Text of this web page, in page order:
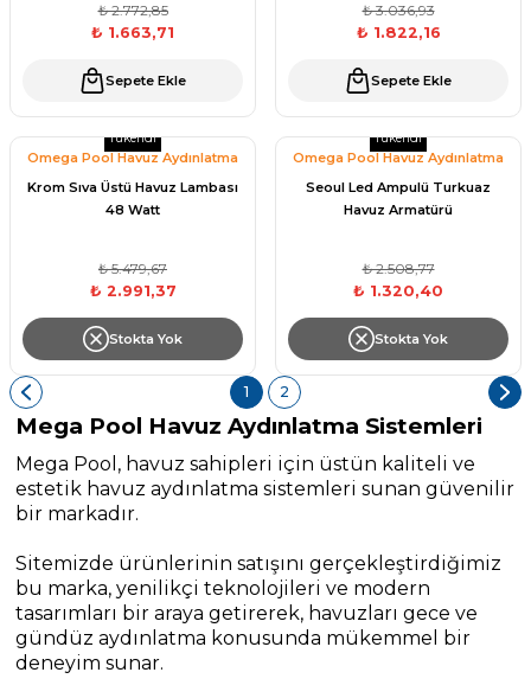
Kartuş Filtreler
Kuvars Cam
Olimpik Havuz
₺ 2.772,85
₺ 1.663,71
Sepete Ekle
₺ 3.036,93
₺ 1.822,16
Sepete Ekle
Tükendi
Omega Pool Havuz Aydınlatma
Sistmemleri
Krom Sıva Üstü Havuz Lambası
48 Watt
₺ 5.479,67
₺ 2.991,37
Stokta Yok
Tükendi
Omega Pool Havuz Aydınlatma
Sistmemleri
Seoul Led Ampulü Turkuaz
Havuz Armatürü
₺ 2.508,77
₺ 1.320,40
Stokta Yok
1 2
Mega Pool Havuz Aydınlatma Sistemleri
Mega Pool, havuz sahipleri için üstün kaliteli ve
estetik havuz aydınlatma sistemleri sunan güvenilir
bir markadır.
Sitemizde ürünlerinin satışını gerçekleştirdiğimiz
bu marka, yenilikçi teknolojileri ve modern
tasarımları bir araya getirerek, havuzları gece ve
gündüz aydınlatma konusunda mükemmel bir
deneyim sunar.